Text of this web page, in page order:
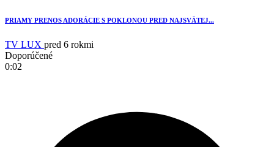
PRIAMY PRENOS ADORÁCIE S POKLONOU PRED NAJSVÄTEJ...
TV LUX pred 6 rokmi
Doporúčené
0:02